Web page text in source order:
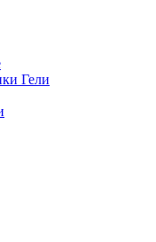
Гели